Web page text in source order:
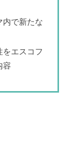
内で新たな
エスコフ
容